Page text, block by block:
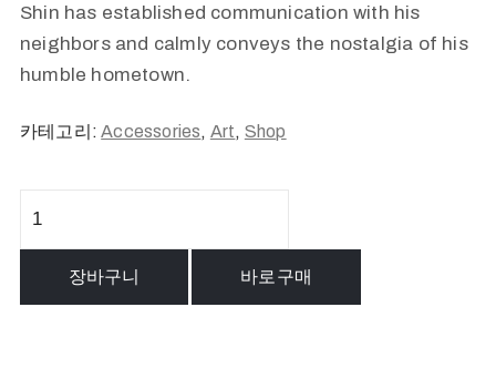
Shin has established communication with his
neighbors and calmly conveys the nostalgia of his
humble hometown.
카테고리:Accessories, Art, Shop
장바구니 바로구매